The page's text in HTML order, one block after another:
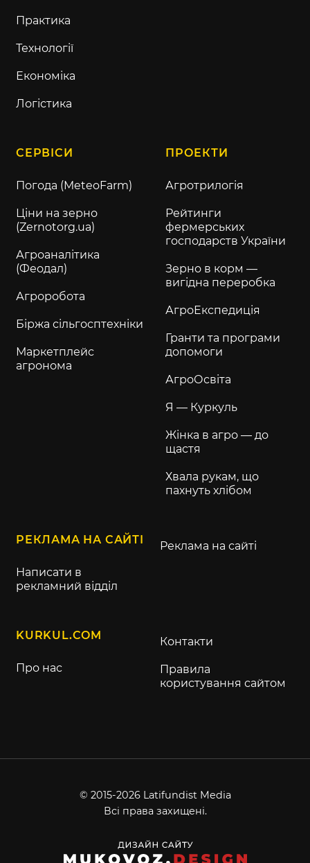
Практика
Технології
Економіка
Логістика
СЕРВІСИ
Погода (MeteoFarm)
Ціни на зерно
(Zernotorg.ua)
Агроаналітика
(Феодал)
Агроробота
Біржа сільгосптехніки
Маркетплейс
агронома
ПРОЕКТИ
Агротрилогія
Рейтинги
фермерських
господарств України
Зерно в корм —
вигідна переробка
АгроЕкспедиція
Гранти та програми
допомоги
АгроОсвіта
Я — Куркуль
Жінка в агро — до
щастя
Хвала рукам, що
пахнуть хлібом
РЕКЛАМА НА САЙТІ
Написати в
рекламний відділ
Реклама на сайті
KURKUL.COM
Про нас
Контакти
Правила
користування сайтом
© 2015-2026 Latifundist Media
Всі права захищені.